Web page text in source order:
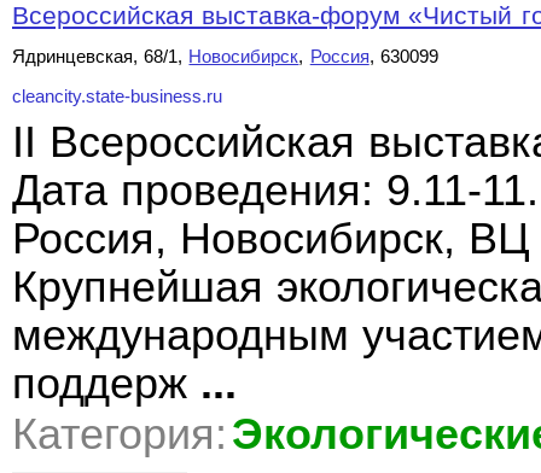
Всероссийская выставка-форум «Чистый
Ядринцевская, 68/1, Новосибирск, Россия, 630099
cleancity.state-business.ru
II Всероссийская
Дата проведения: 9.11-
Россия, Новосибирск,
Крупнейшая
международным
поддерж ...
Категория: